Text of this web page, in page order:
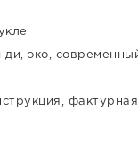
эко,